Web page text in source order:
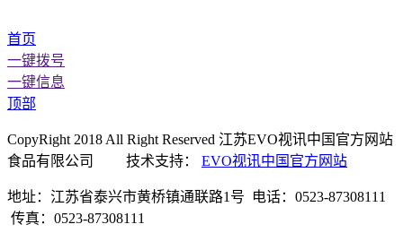
首页
一键拨号
一键信息
顶部
CopyRight 2018 All Right Reserved 江苏EVO视讯中国官方网站
食品有限公司 技术支持： EVO视讯中国官方网站
地址：江苏省泰兴市黄桥镇通联路1号 电话：0523-87308111
传真：0523-87308111